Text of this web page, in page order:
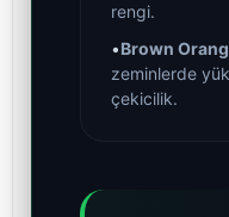
rengi.
•Brown
zeminlerde
çekicilik.